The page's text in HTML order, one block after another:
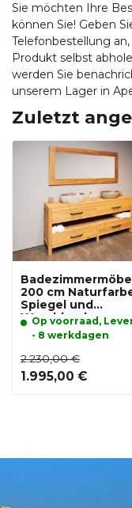
Sie möchten Ihre
können Sie! Geben
Telefonbestellung
Produkt selbst
werden Sie
unserem Lager in
Zuletzt
200 cm
Spiegel und
Waschbecken
Op voorraad,
- 8 werkdagen
2.230,00 €
1.995,00 €